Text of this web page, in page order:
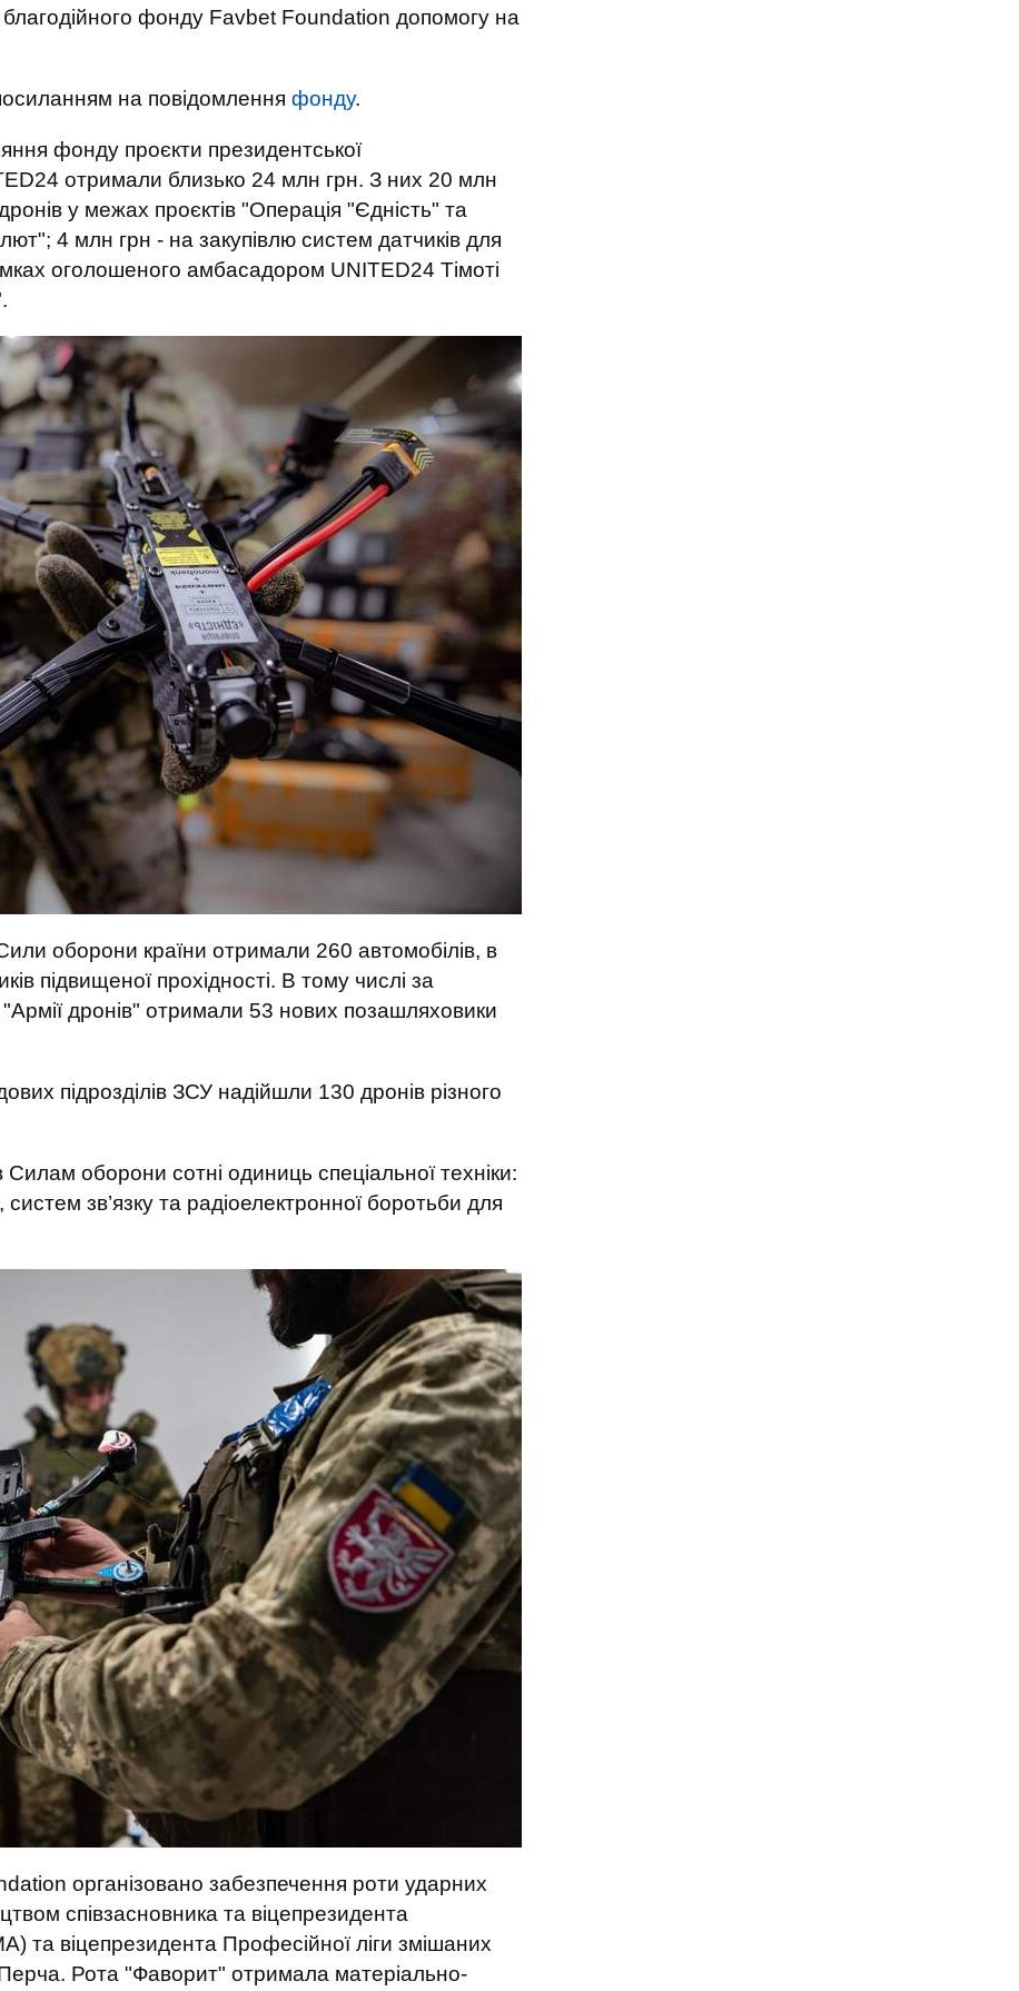
фонду Favbet Foundation допомогу на
на повідомлення фонду.
фонду проєкти президентської
отримали близько 24 млн грн. З них 20 млн
у межах проєктів "Операція "Єдність" та
4 млн грн - на закупівлю систем датчиків для
оголошеного амбасадором UNITED24 Тімоті
оборони країни отримали 260 автомобілів, в
підвищеної прохідності. В тому числі за
дронів" отримали 53 нових позашляховики
підрозділів ЗСУ надійшли 130 дронів різного
оборони сотні одиниць спеціальної техніки:
систем зв’язку та радіоелектронної боротьби для
організовано забезпечення роти ударних
співзасновника та віцепрезидента
та віцепрезидента Професійної ліги змішаних
Рота "Фаворит" отримала матеріально-